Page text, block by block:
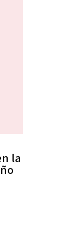
la